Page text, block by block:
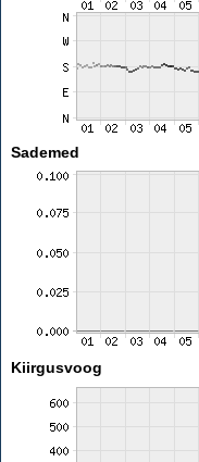
Sademed
Kiirgusvoog